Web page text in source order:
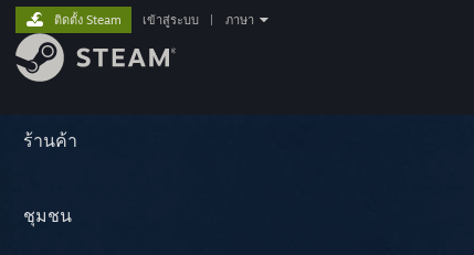
ร้านค้า
ชุมชน
ติดตั้ง Steam เข้าสู่ระบบ ภาษา